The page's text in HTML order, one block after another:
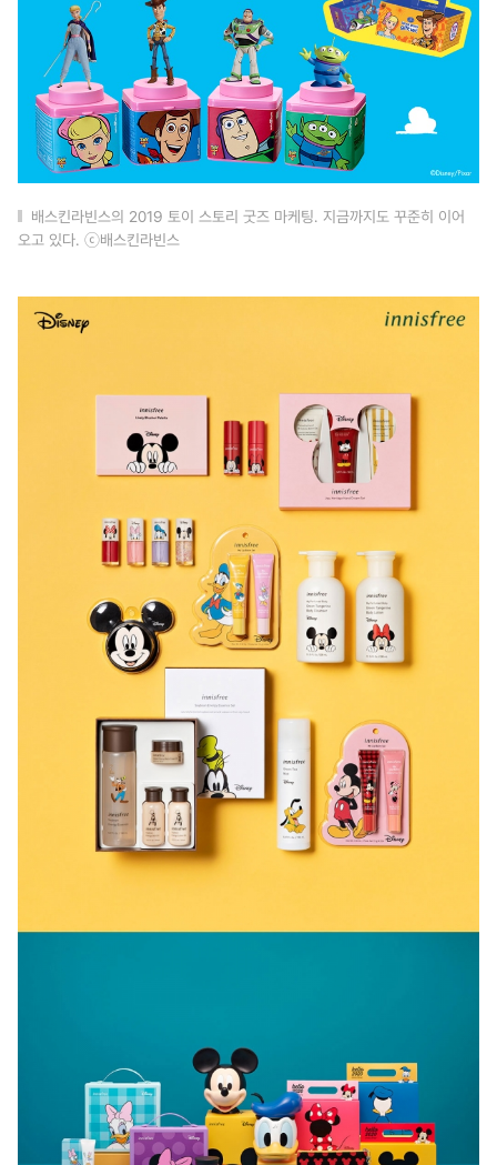
배스킨라빈스의 2019 토이 스토리 굿즈 마케팅. 지금까지도 꾸준히 이어
오고 있다. ⓒ배스킨라빈스